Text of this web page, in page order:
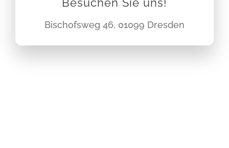
Bischofsweg 46, 01099 Dresden